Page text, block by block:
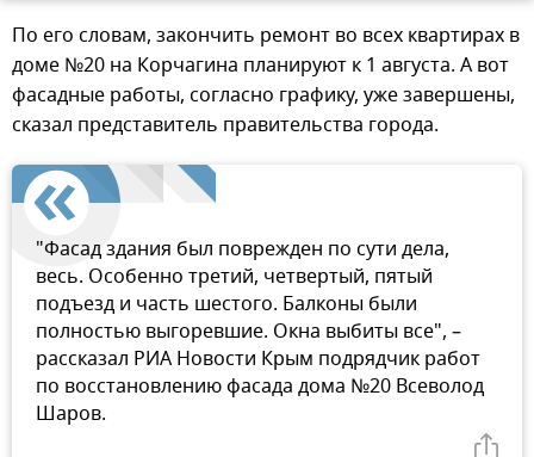
По его словам, закончить ремонт во всех квартирах в
доме №20 на Корчагина планируют к 1 августа. А вот
фасадные работы, согласно графику, уже завершены,
сказал представитель правительства города.
"Фасад здания был поврежден по сути дела,
весь. Особенно третий, четвертый, пятый
подъезд и часть шестого. Балконы были
полностью выгоревшие. Окна выбиты все", –
рассказал РИА Новости Крым подрядчик работ
по восстановлению фасада дома №20 Всеволод
Шаров.